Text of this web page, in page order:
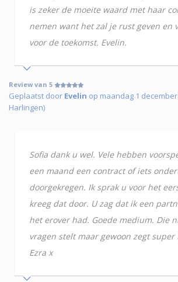
is zeker de moeite waard met haar
nemen want het zal je rust geven en
voor de toekomst. Evelin.
Review van 5
Geplaatst door Evelin op maandag 1
Harlingen)
Sofia dank u wel. Vele hebben
een maand een contract of iets
doorgekregen. Ik sprak u voor het
kreeg dat door. U zag dat ik een
het erover had. Goede medium. Die
vragen stelt maar gewoon zegt super
Ezra x